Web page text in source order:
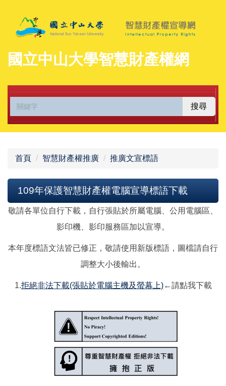
內
容
國立中山大學智慧財產權網
搜尋
首頁 智慧財產權推廣 推廣文宣標語
109年保護智慧財產權電腦宣導標語下載
敬請各單位自行下載，自行張貼於所屬電腦、公用電腦區、
影印機、影印服務區加以宣導。
本年度標語文法皆已修正，敬請使用新版標語，圖檔請自行
調整大小後輸出。
1.拒絕非法下載(張貼於電腦主機及螢幕上)←請點我下載